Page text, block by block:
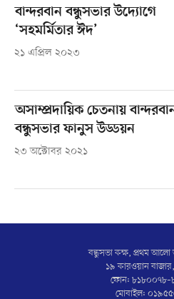
বান্দরবান বন্ধুসভার উদ্যোগে
‘সহমর্মিতার ঈদ’
২১ এপ্রিল ২০২৩
অসাম্প্রদায়িক চেতনায়
বন্ধুসভার ফানুস উড্ডয়ন
২৩ অক্টোবর ২০২১
বন্ধুসভা কক্ষ, প্রথম আলো
১৯ কারওয়ান
ফোন:
মোবাইল: